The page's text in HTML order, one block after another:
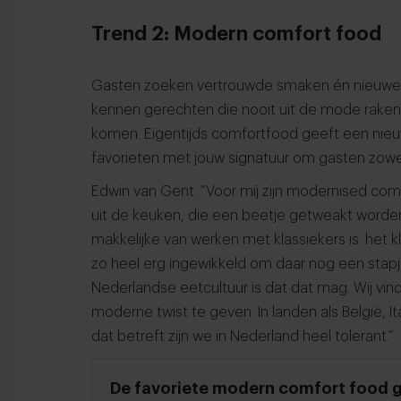
Trend 2: Modern comfort food
Gasten zoeken vertrouwde smaken én
kennen gerechten die nooit uit de mode
komen. Eigentijds comfortfood geeft een
favorieten met jouw signatuur om gasten
Edwin van Gent: “Voor mij zijn modernised
uit de keuken, die een beetje getweakt
makkelijke van werken met klassiekers is: het
zo heel erg ingewikkeld om daar nog een
Nederlandse eetcultuur is dat dat mag. Wij
moderne twist te geven. In landen als België,
dat betreft zijn we in Nederland heel tolerant.”
De favoriete modern comfort food